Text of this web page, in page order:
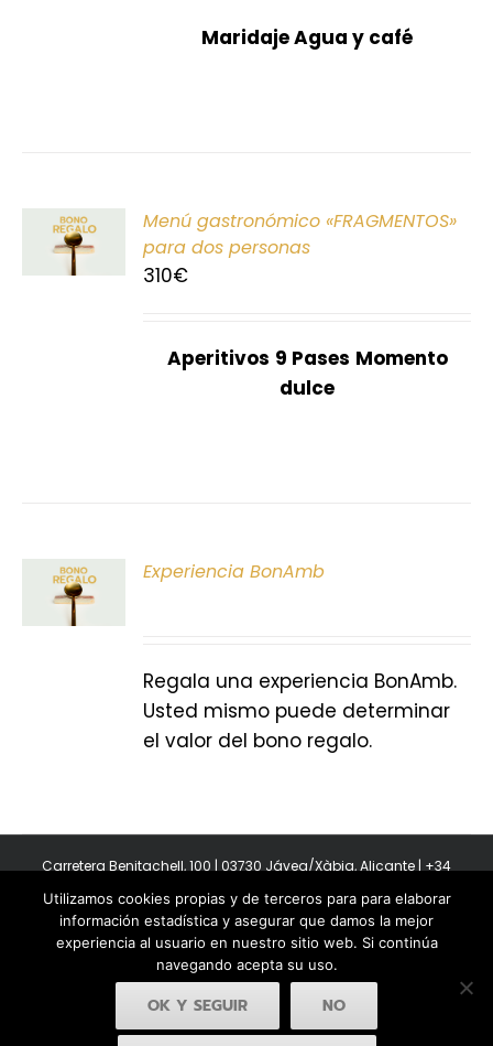
Maridaje Agua y café
Menú gastronómico «FRAGMENTOS»
para dos personas
310€
Aperitivos 9 Pases Momento
dulce
Experiencia BonAmb
Regala una experiencia BonAmb.
Usted mismo puede determinar
el valor del bono regalo.
Carretera Benitachell, 100 | 03730 Jávea/Xàbia, Alicante | +34
Copyright 2011-2026 BonAmb Restaurant | All Rights Reserved |
Política de privacidad|Powered by Insertcom
Utilizamos cookies propias y de terceros para para elaborar
información estadística y asegurar que damos la mejor
experiencia al usuario en nuestro sitio web. Si continúa
navegando acepta su uso.
OK Y SEGUIR NO